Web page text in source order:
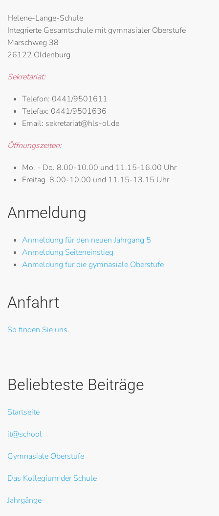
Helene-Lange-Schule
Integrierte Gesamtschule mit gymnasialer Oberstufe
Marschweg 38
26122 Oldenburg
Sekretariat:
Telefon: 0441/9501611
Telefax: 0441/9501636
Email: sekretariat@hls-ol.de
Öffnungszeiten:
Mo. - Do. 8.00-10.00 und 11.15-16.00 Uhr
Freitag 8.00-10.00 und 11.15-13.15 Uhr
Anmeldung
Anmeldung für den neuen Jahrgang 5
Anmeldung Seiteneinstieg
Anmeldung für die gymnasiale Oberstufe
Anfahrt
So finden Sie uns.
Beliebteste Beiträge
Startseite
it@school
Gymnasiale Oberstufe
Das Kollegium der Schule
Jahrgänge